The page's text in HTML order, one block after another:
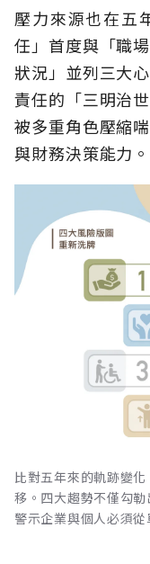
壓力來源也在五
任」首度與「職
狀況」並列三大
責任的「三明治
被多重角色壓縮
與財務決策能力。
比對五年來的軌跡變
移。四大趨勢不僅勾
警示企業與個人必須